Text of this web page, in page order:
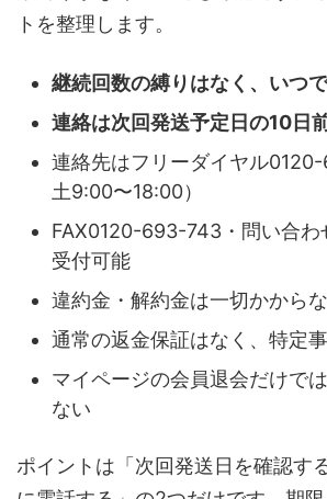
トを整理します。
継続回数の縛りはなく、いつ
連絡は次回発送予定日の10日
連絡先はフリーダイヤル
土9:00〜18:00）
FAX0120-693-743・問い合わ
受付可能
違約金・解約金は一切かから
通常の返金保証はなく、特定
マイページの会員退会だけで
ない
ポイントは「次回発送日を確認す